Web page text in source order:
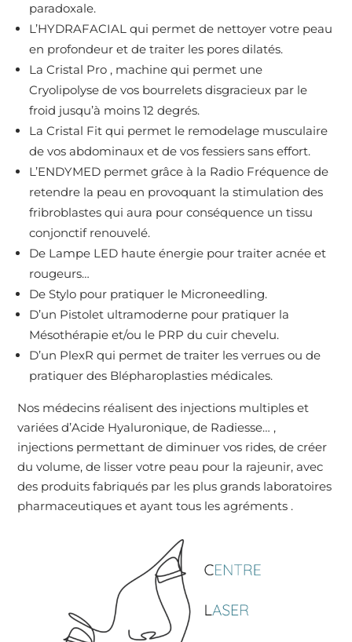
paradoxale.
L’HYDRAFACIAL qui permet de nettoyer votre peau
en profondeur et de traiter les pores dilatés.
La Cristal Pro , machine qui permet une
Cryolipolyse de vos bourrelets disgracieux par le
froid jusqu’à moins 12 degrés.
La Cristal Fit qui permet le remodelage musculaire
de vos abdominaux et de vos fessiers sans effort.
L’ENDYMED permet grâce à la Radio Fréquence de
retendre la peau en provoquant la stimulation des
fribroblastes qui aura pour conséquence un tissu
conjonctif renouvelé.
De Lampe LED haute énergie pour traiter acnée et
rougeurs…
De Stylo pour pratiquer le Microneedling.
D’un Pistolet ultramoderne pour pratiquer la
Mésothérapie et/ou le PRP du cuir chevelu.
D’un PlexR qui permet de traiter les verrues ou de
pratiquer des Blépharoplasties médicales.
Nos médecins réalisent des injections multiples et
variées d’Acide Hyaluronique, de Radiesse… ,
injections permettant de diminuer vos rides, de créer
du volume, de lisser votre peau pour la rajeunir, avec
des produits fabriqués par les plus grands laboratoires
pharmaceutiques et ayant tous les agréments .